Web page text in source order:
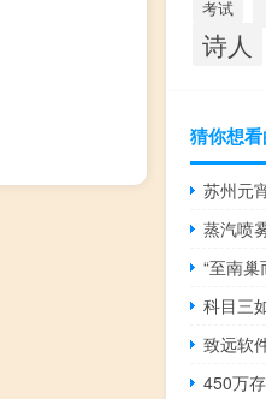
考试
诗人
猜你想
苏州元
蒸汽喷
“至南
450万